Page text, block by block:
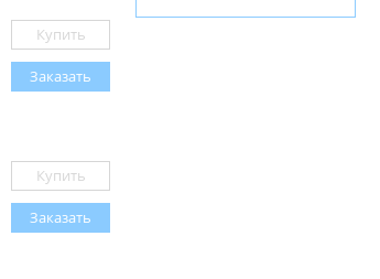
Купить
Заказать
Купить
Заказать